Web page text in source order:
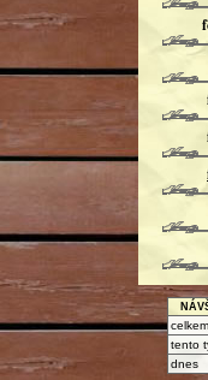
celkem
tento
dnes